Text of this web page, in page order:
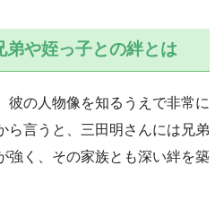
弟や姪っ子との絆とは
彼の人物像を知るうえで非常に
ら言うと、三田明さんには兄弟
強く、その家族とも深い絆を築